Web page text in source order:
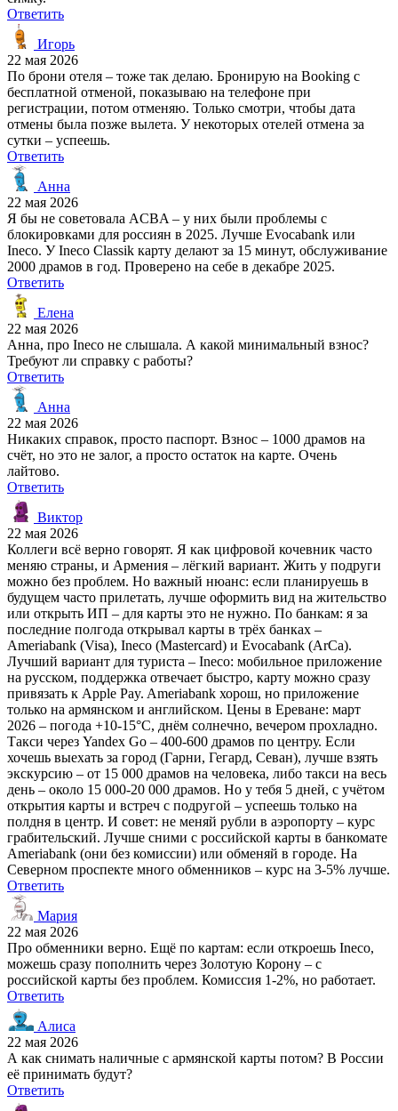
Ответить
Игорь
22 мая 2026
По брони отеля – тоже так делаю. Бронирую на Booking с
бесплатной отменой, показываю на телефоне при
регистрации, потом отменяю. Только смотри, чтобы дата
отмены была позже вылета. У некоторых отелей отмена за
сутки – успеешь.
Ответить
Анна
22 мая 2026
Я бы не советовала ACBA – у них были проблемы с
блокировками для россиян в 2025. Лучше Evocabank или
Ineco. У Ineco Classik карту делают за 15 минут, обслуживание
2000 драмов в год. Проверено на себе в декабре 2025.
Ответить
Елена
22 мая 2026
Анна, про Ineco не слышала. А какой минимальный взнос?
Требуют ли справку с работы?
Ответить
Анна
22 мая 2026
Никаких справок, просто паспорт. Взнос – 1000 драмов на
счёт, но это не залог, а просто остаток на карте. Очень
лайтово.
Ответить
Виктор
22 мая 2026
Коллеги всё верно говорят. Я как цифровой кочевник часто
меняю страны, и Армения – лёгкий вариант. Жить у подруги
можно без проблем. Но важный нюанс: если планируешь в
будущем часто прилетать, лучше оформить вид на жительство
или открыть ИП – для карты это не нужно. По банкам: я за
последние полгода открывал карты в трёх банках –
Ameriabank (Visa), Ineco (Mastercard) и Evocabank (ArCa).
Лучший вариант для туриста – Ineco: мобильное приложение
на русском, поддержка отвечает быстро, карту можно сразу
привязать к Apple Pay. Ameriabank хорош, но приложение
только на армянском и английском. Цены в Ереване: март
2026 – погода +10-15°C, днём солнечно, вечером прохладно.
Такси через Yandex Go – 400-600 драмов по центру. Если
хочешь выехать за город (Гарни, Гегард, Севан), лучше взять
экскурсию – от 15 000 драмов на человека, либо такси на весь
день – около 15 000-20 000 драмов. Но у тебя 5 дней, с учётом
открытия карты и встреч с подругой – успеешь только на
полдня в центр. И совет: не меняй рубли в аэропорту – курс
грабительский. Лучше сними с российской карты в банкомате
Ameriabank (они без комиссии) или обменяй в городе. На
Северном проспекте много обменников – курс на 3-5% лучше.
Ответить
Мария
22 мая 2026
Про обменники верно. Ещё по картам: если откроешь Ineco,
можешь сразу пополнить через Золотую Корону – с
российской карты без проблем. Комиссия 1-2%, но работает.
Ответить
Алиса
22 мая 2026
А как снимать наличные с армянской карты потом? В России
её принимать будут?
Ответить